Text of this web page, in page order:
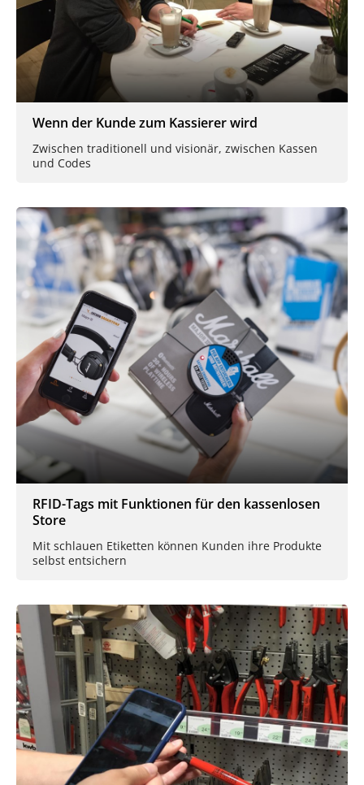
Wenn der Kunde zum Kassierer wird
Zwischen traditionell und visionär, zwischen Kassen
und Codes
RFID-Tags mit Funktionen für den kassenlosen
Store
Mit schlauen Etiketten können Kunden ihre Produkte
selbst entsichern